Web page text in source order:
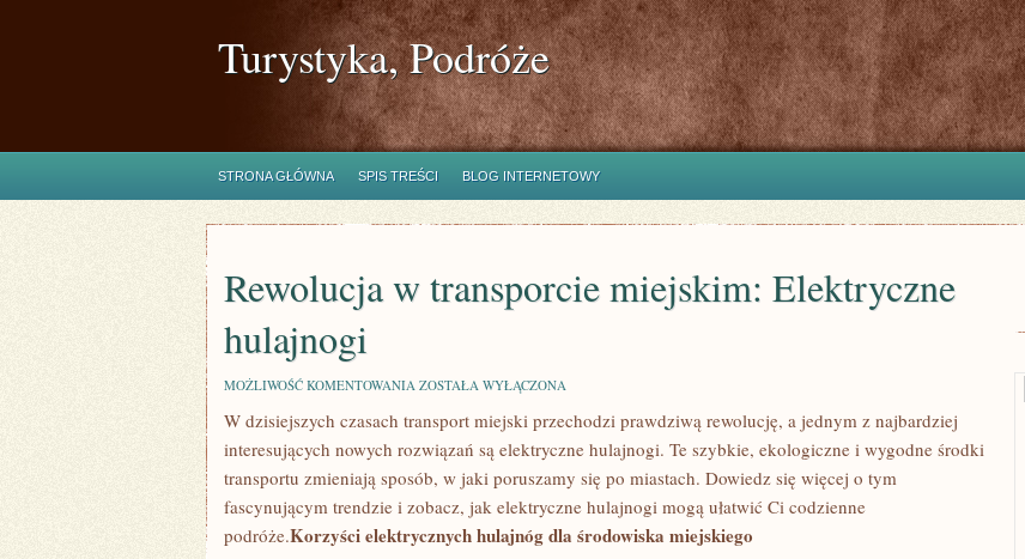
Turystyka, Podróże
STRONA GŁÓWNA SPIS TREŚCI BLOG INTERNETOWY
Rewolucja w transporcie miejskim: Elektryczne
hulajnogi
MOŻLIWOŚĆ KOMENTOWANIA REWOLUCJA
TRANSPORCIE
ELEKTRYCZNE
HULAJNOGI
ZOSTAŁA WYŁĄCZONA
W ⁤dzisiejszych czasach transport miejski przechodzi prawdziwą rewolucję, a jednym z najbardziej
interesujących nowych rozwiązań są elektryczne‍ hulajnogi. Te ⁢szybkie,⁣ ekologiczne i ⁢wygodne środki
transportu zmieniają sposób, ⁣w jaki poruszamy ⁢się po miastach.‌ Dowiedz się więcej⁤ o tym
‌fascynującym ‍trendzie‌ i zobacz, jak elektryczne hulajnogi mogą ułatwić Ci codzienne
podróże.Korzyści elektrycznych​ hulajnóg⁤ dla środowiska miejskiego